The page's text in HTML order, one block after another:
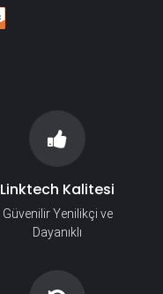
Linktech Kalitesi
Güvenilir Yenilikçi ve
Dayanıklı